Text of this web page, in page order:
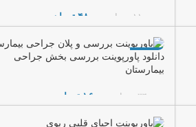
۱۱۰,۰۰۰ تومان ۴۸,۰۰۰ تومان
افزودن به سبد خرید
-53%
دانلود پاورپوینت بررسی بخش جراحی
بیمارستان
۳۴,۰۰۰ تومان ۱۶,۰۰۰ تومان
افزودن به سبد خرید